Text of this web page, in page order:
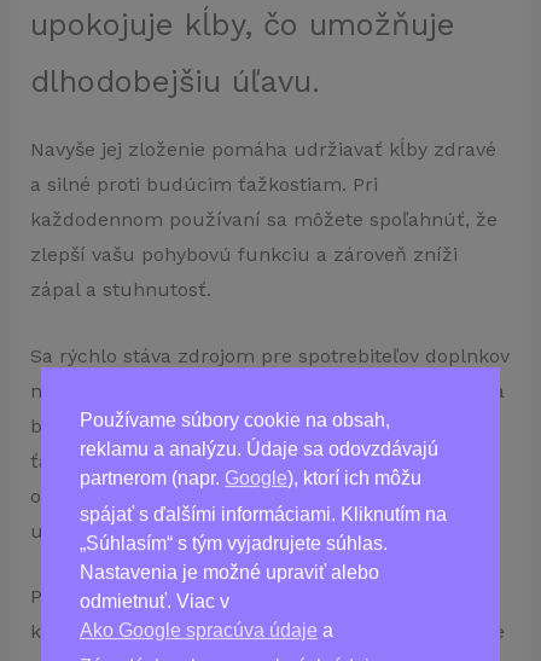
Používame súbory cookie na obsah,
reklamu a analýzu. Údaje sa odovzdávajú
partnerom (napr. Google), ktorí ich môžu
spájať s ďalšími informáciami. Kliknutím na
„Súhlasím“ s tým vyjadrujete súhlas.
Nastavenia je možné upraviť alebo
odmietnuť. Viac v
Ako Google spracúva údaje a
upokojuje kĺby, čo umožňuje
dlhodobejšiu úľavu.
Navyše jej zloženie pomáha udržiavať kĺby zdravé
a silné proti budúcim ťažkostiam. Pri
každodennom používaní sa môžete spoľahnúť, že
zlepší vašu pohybovú funkciu a zároveň zníži
zápal a stuhnutosť.
Sa rýchlo stáva zdrojom pre spotrebiteľov doplnkov
na podporu zdravia kĺbov, ktorí hľadajú riešenie na
bolesti tela! Skoncujte so svojimi kĺbovými
ťažkosťami a nechajte Motion Energy, aby bol
odpoveďou. Nedovoľte, aby vám bolesti bránili
užívať si život, kúpte si ešte dnes!
Poskytuje rýchlu, prirodzenú úľavu od bolesti
kĺbov! Nepríjemná a skľučujúca bolesť kĺbov môže